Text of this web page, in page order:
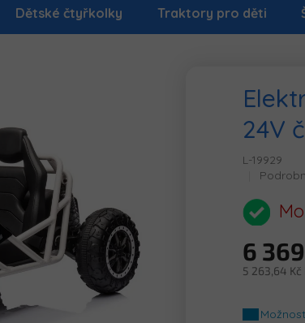
Dětské čtyřkolky Traktory pro děti
24V
L-19929
je
z
5
6
5 263,64 Kč
cena: